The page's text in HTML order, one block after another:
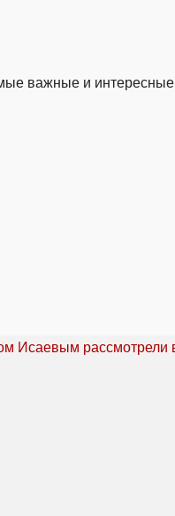
важные и интересные